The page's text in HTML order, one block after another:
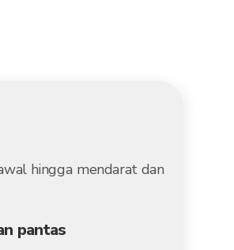
hingga mendarat dan
pantas